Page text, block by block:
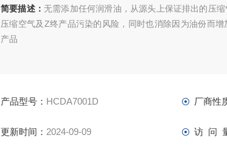
简要描述： 无需添加任何润滑油，从源头上保证排出的压
压缩空气及Z终产品污染的风险，同时也消除因为油份而
产品
产品型号： HCDA7001D 厂商性
更新时间： 2024-09-09 访 问